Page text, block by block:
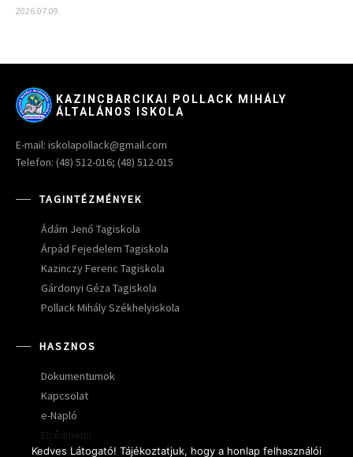
2026.07.09.
KAZINCBARCIKAI POLLACK MIHÁLY
ÁLTALÁNOS ISKOLA
E-mail: iskolapollack@gmail.com
Telefon: (48) 512-016; (48) 512-015
TAGINTÉZMÉNYEK
Ádám Jenő Tagiskola
Árpád Fejedelem Tagiskola
Kazinczy Ferenc Tagiskola
Gárdonyi Géza Tagiskola
Pollack Mihály Székhelyiskola
HASZNOS
Dokumentumok
Kapcsolat
e-Napló
Ebédmenü
Kedves Látogató! Tájékoztatjuk, hogy a honlap felhasználói